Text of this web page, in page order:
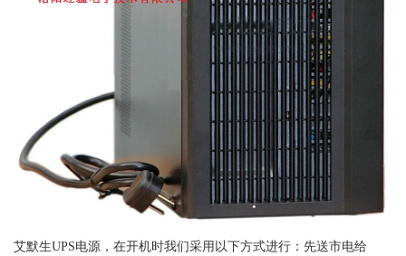
艾默生UPS电源，在开机时我们采用以下方式进行：先送市电给